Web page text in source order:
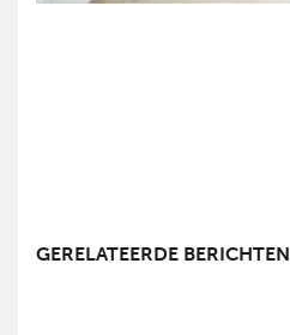
GERELATEERDE BERICHTEN